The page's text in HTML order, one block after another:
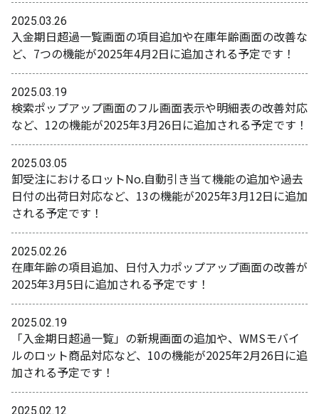
2025.03.26
入金期日超過一覧画面の項目追加や在庫年齢画面の改善な
ど、7つの機能が2025年4月2日に追加される予定です！
2025.03.19
検索ポップアップ画面のフル画面表示や明細表の改善対応
など、12の機能が2025年3月26日に追加される予定です！
2025.03.05
卸受注におけるロットNo.自動引き当て機能の追加や過去
日付の出荷日対応など、13の機能が2025年3月12日に追加
される予定です！
2025.02.26
在庫年齢の項目追加、日付入力ポップアップ画面の改善が
2025年3月5日に追加される予定です！
2025.02.19
「入金期日超過一覧」の新規画面の追加や、WMSモバイ
ルのロット商品対応など、10の機能が2025年2月26日に追
加される予定です！
2025.02.12